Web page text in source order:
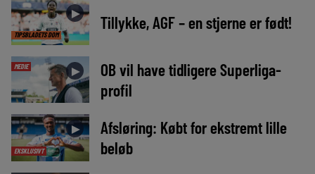
TIPSBLADETS DOM
► Tillykke, AGF – en stjerne er født!
MEDIE ►
OB vil have tidligere Superliga-
profil
EKSKLUSIVT
►
Afsløring: Købt for ekstremt lille
beløb